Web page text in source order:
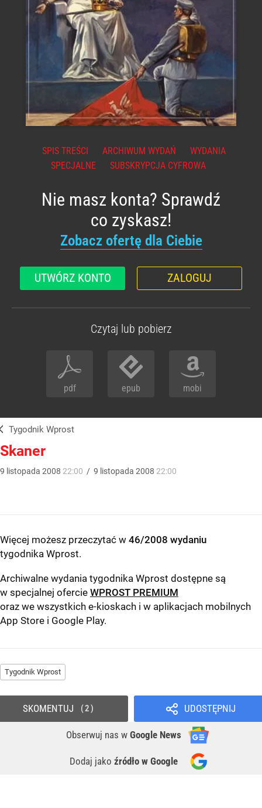
SPIS TREŚCI ARCHIWUM WYDAŃ
WYDANIA
SPECJALNE
SUBSKRYPCJA CYFROWA
Nie masz konta? Sprawdź
co zyskasz!
Zobacz ofertę dla Ciebie
UTWÓRZ KONTO ZALOGUJ
Czytaj lub pobierz
pdf epub mobi
Tygodnik Wprost
Skaner
9 listopada 2008 22:00 / 9 listopada 2008 22:00
Więcej możesz przeczytać w 46/2008 wydaniu
tygodnika Wprost.
Archiwalne wydania tygodnika Wprost dostępne są
w specjalnej ofercie WPROST PREMIUM
oraz we wszystkich e-kioskach i w aplikacjach mobilnych
App Store i Google Play.
Tygodnik Wprost
UDOSTĘPNIJ
Obserwuj nas w Google News
Dodaj jako źródło w Google
SKOMENTUJ 2